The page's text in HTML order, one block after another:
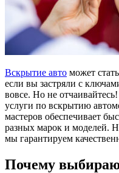
Вскрытие авто может
если вы застряли с
вовсе. Но не
услуги по вскрытию
мастеров обеспечивает
разных марок и моделей.
мы гарантируем
Почему